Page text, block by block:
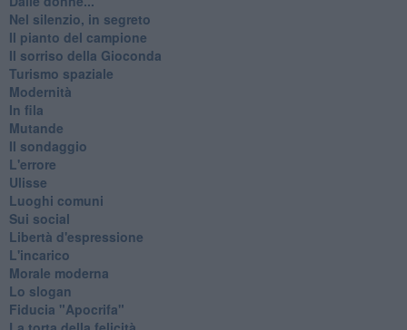
Nel silenzio, in segreto
Il pianto del campione
Il sorriso della Gioconda
Turismo spaziale
Modernità
In fila
Mutande
Il sondaggio
L'errore
Ulisse
Luoghi comuni
Sui social
Libertà d'espressione
L'incarico
Morale moderna
Lo slogan
Fiducia "Apocrifa"